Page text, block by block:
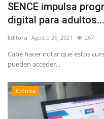
SENCE impulsa
digital para adultos...
Editora Agosto 26, 2021 267
Cabe hacer notar que estos
pueden acceder...
Crónica